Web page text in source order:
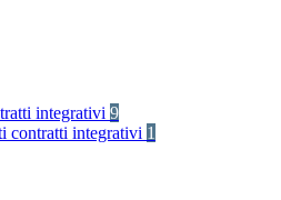
integrativi 9
contratti integrativi 1